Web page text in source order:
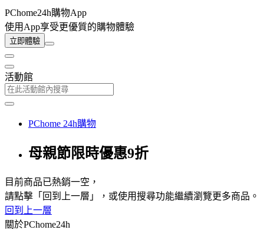
PChome24h購物App
使用App享受更優質的購物體驗
立即體驗
活動館
PChome 24h購物
母親節限時優惠9折
目前商品已熱銷一空，
請點擊「回到上一層」，或使用搜尋功能繼續瀏覽更多商品。
回到上一層
關於PChome24h